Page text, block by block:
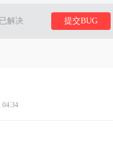
已解决 提交BUG
04:34